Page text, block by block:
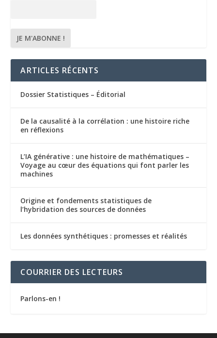
ARTICLES RÉCENTS
Dossier Statistiques – Éditorial
De la causalité à la corrélation : une histoire riche
en réflexions
L’IA générative : une histoire de mathématiques –
Voyage au cœur des équations qui font parler les
machines
Origine et fondements statistiques de
l’hybridation des sources de données
Les données synthétiques : promesses et réalités
COURRIER DES LECTEURS
Parlons-en !